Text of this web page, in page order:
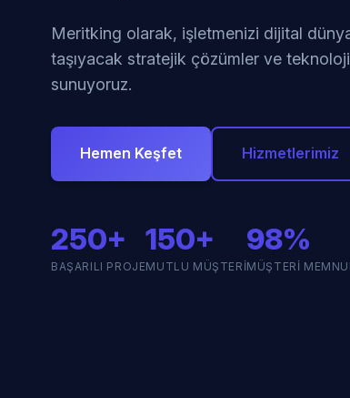
Meritking olarak, işletmenizi dijital
taşıyacak stratejik çözümler ve
sunuyoruz.
Hemen Keşfet Hizmetlerimiz
250+
BAŞARILI PROJE
150+
MUTLU MÜŞTERI
98%
MÜŞTERI